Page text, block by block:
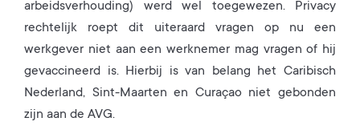
arbeidsverhouding) werd wel toegewezen. Privacy
rechtelijk roept dit uiteraard vragen op nu een
werkgever niet aan een werknemer mag vragen of hij
gevaccineerd is. Hierbij is van belang het Caribisch
Nederland, Sint-Maarten en Curaçao niet gebonden
zijn aan de AVG.